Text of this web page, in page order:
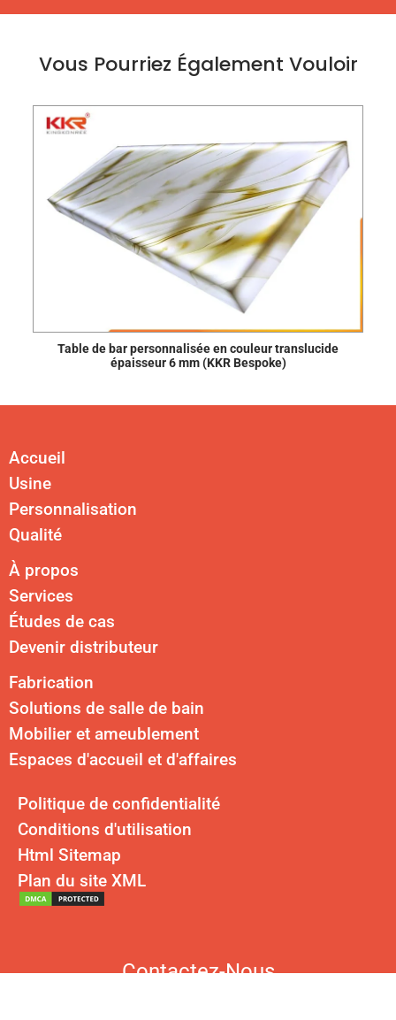
Vous Pourriez Également Vouloir
Table de bar personnalisée en couleur translucide
épaisseur 6 mm (KKR Bespoke)
Accueil
Usine
Personnalisation
Qualité
À propos
Services
Études de cas
Devenir distributeur
Fabrication
Solutions de salle de bain
Mobilier et ameublement
Espaces d'accueil et d'affaires
Politique de confidentialité
Conditions d'utilisation
Html Sitemap
Plan du site XML
Contactez-Nous